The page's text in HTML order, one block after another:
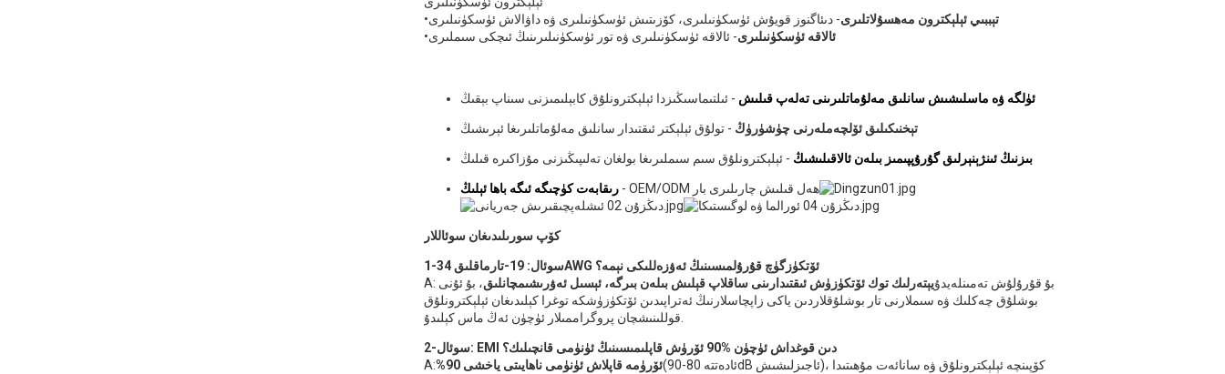
•
تېببىي ئېلېكترون مەھسۇلاتلىرى- دىئاگنوز قويۇش ئۈسكۈنىلىرى، كۆزىتىش ئۈسكۈنىلىرى ۋە داۋالاش ئۈسكۈنىلىرى
•
ئالاقە ئۈسكۈنىلىرى- ئالاقە ئۈسكۈنىلىرى ۋە تور ئۈسكۈنىلىرىنىڭ ئىچكى سىملىرى
ئۈلگە ۋە ماسلىشىش سانلىق مەلۇماتلىرىنى تەلەپ قىلىش - ئىلتىماسىڭىزدا ئېلېكترونلۇق كابېلىمىزنى سىناپ بېقىڭ
تېخنىكىلىق ئۆلچەملەرنى چۈشۈرۈڭ - تولۇق ئېلېكتر ئىقتىدار سانلىق مەلۇماتلىرىغا ئېرىشىڭ
بىزنىڭ ئىنژېنېرلىق گۇرۇپپىمىز بىلەن ئالاقىلىشىڭ - ئېلېكترونلۇق سىم سىملىرىغا بولغان تەلىپىڭىزنى مۇزاكىرە قىلىڭ
رىقابەت كۈچىگە ئىگە باھا ئېلىڭ - OEM/ODM ھەل قىلىش چارىلىرى بار
كۆپ سورىلىدىغان سوئاللار
1-سوئال: 19-تارماقلىق 34AWG ئۆتكۈزگۈچ قۇرۇلمىسىنىڭ ئەۋزەللىكى نېمە؟
A: بۇ قۇرۇلۇش تەمىنلەيدۇيېتەرلىك توك ئۆتكۈزۈش ئىقتىدارىنى ساقلاپ قېلىش بىلەن بىرگە، ئېسىل ئەۋرىشىمچانلىق، بۇ ئۇنى
بوشلۇق چەكلىك ۋە سىملارنى تار بوشلۇقلاردىن ياكى زاپچاسلارنىڭ ئەتراپىدىن ئۆتكۈزۈشكە توغرا كېلىدىغان ئېلېكترونلۇق
قوللىنىشچان پروگراممىلار ئۈچۈن ئەڭ ماس كېلىدۇ.
2-سوئال: EMI دىن قوغداش ئۈچۈن %90 ئۆرۈش قاپلىمىسىنىڭ ئۈنۈمى قانچىلىك؟
A:
%90 ئۆرۈمە قاپلاش ئۈنۈمى ناھايىتى ياخشى(ئادەتتە 80-90dB ئاجىزلىشىش)، كۆپىنچە ئېلېكترونلۇق ۋە سانائەت مۇھىتىدا